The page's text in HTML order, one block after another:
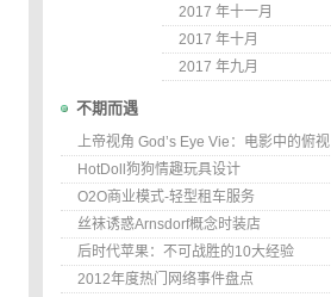
2017 年十一月
2017 年十月
2017 年九月
不期而遇
上帝视角 God’s Eye Vie：电影中的俯视
HotDoll狗狗情趣玩具设计
O2O商业模式-轻型租车服务
丝袜诱惑Arnsdorf概念时装店
后时代苹果：不可战胜的10大经验
2012年度热门网络事件盘点